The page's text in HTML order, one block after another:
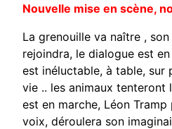
Nouvelle mise en scène,
La grenouille va naître ,
rejoindra, le dialogue est
est inéluctable, à table, sur
vie .. les animaux tenteront
est en marche, Léon
voix, déroulera son